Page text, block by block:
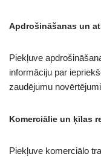
Apdrošināšanas un
Piekļuve
informāciju par
zaudējumu
Komerciālie un ķīlas
Piekļuve komerciālo